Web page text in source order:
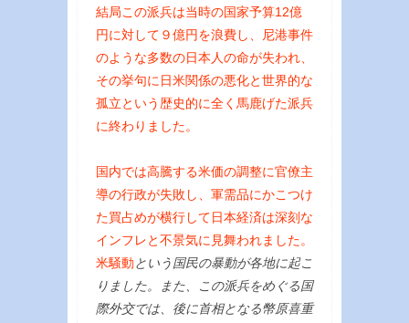
結局この派兵は当時の国家予算12億
円に対して９億円を浪費し、尼港事件
のような多数の日本人の命が失われ、
その挙句に日米関係の悪化と世界的な
孤立という歴史的に全く馬鹿げた派兵
に終わりました。
国内では高騰する米価の調整に官僚主
導の行政が失敗し、軍需品にかこつけ
た買占めが横行して日本経済は深刻な
インフレと不景気に見舞われました。
米騒動 という国民の暴動が各地に起こ
りました。また、この派兵をめぐる国
際外交では、後に首相となる幣原喜重